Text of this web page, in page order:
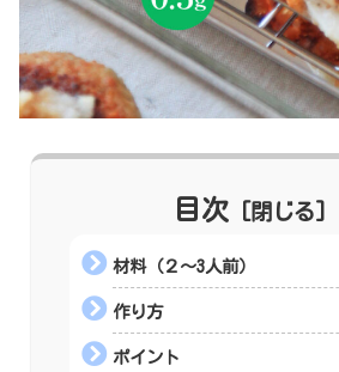
目次
材料（２〜3人前）
作り方
ポイント